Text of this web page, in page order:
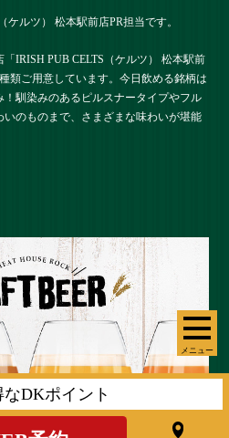
メニュー
ケルツ） 松本駅前店PR担当です。
IRISH PUB CELTS（ケルツ） 松本駅前
類ご用意しています。今日飲める銘柄は
馴染みのあるピルスナータイプやフル
のものまで、さまざまな味わいが堪能
なDKポイント